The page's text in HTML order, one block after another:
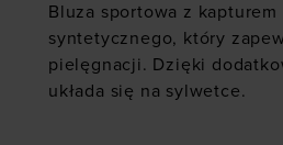
Bluza sportowa z
syntetycznego, który
pielęgnacji. Dzięki
układa się na sylwetce.